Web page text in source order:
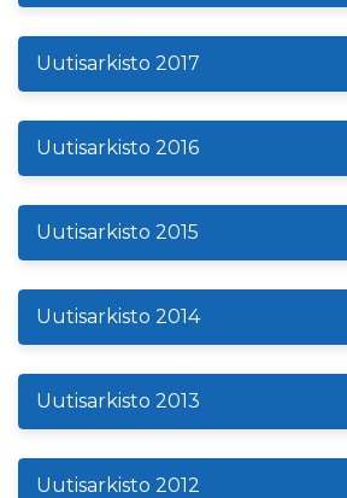
Uutisarkisto 2017
Uutisarkisto 2016
Uutisarkisto 2015
Uutisarkisto 2014
Uutisarkisto 2013
Uutisarkisto 2012